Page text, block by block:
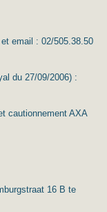
email : 02/505.38.50
du 27/09/2006) :
cautionnement AXA
16 B te